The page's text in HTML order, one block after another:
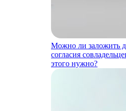
Можно ли заложить
согласия
этого нужно?